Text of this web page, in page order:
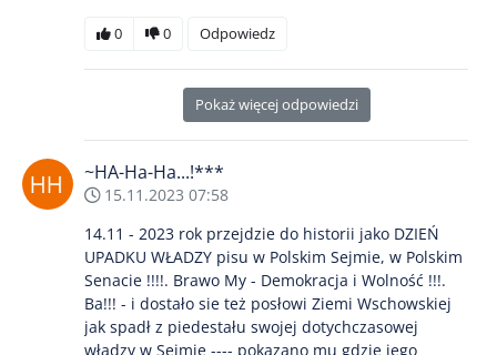
0 0 Odpowiedz
Pokaż więcej odpowiedzi
~HA-Ha-Ha...!***
15.11.2023 07:58
14.11 - 2023 rok przejdzie do historii jako DZIEŃ
UPADKU WŁADZY pisu w Polskim Sejmie, w Polskim
Senacie !!!!. Brawo My - Demokracja i Wolność !!!.
Ba!!! - i dostało sie też posłowi Ziemi Wschowskiej
jak spadł z piedestału swojej dotychczasowej
władzy w Sejmie ---- pokazano mu gdzie jego